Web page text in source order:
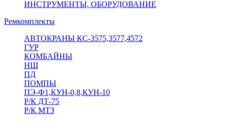
ИНСТРУМЕНТЫ, ОБОРУДОВАНИЕ
Ремкомплекты
АВТОКРАНЫ КС-3575,3577,4572
ГУР
КОМБАЙНЫ
НШ
ПД
ПОМПЫ
ПЭ-Ф1,КУН-0,8,КУН-10
Р/К ДТ-75
Р/К МТЗ